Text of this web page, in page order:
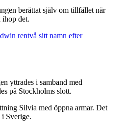
berättat själv om tillfället när
det.
rentvå sitt namn efter
yttrades i samband med
på Stockholms slott.
Silvia med öppna armar. Det
Sverige.